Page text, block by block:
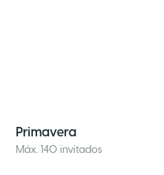
Primavera
Máx. 140 invitados